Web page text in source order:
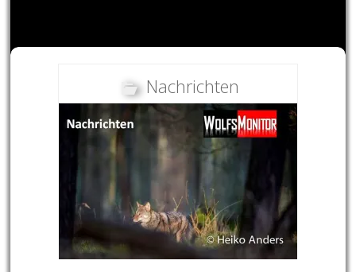
Nachrichten